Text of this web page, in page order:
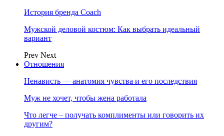
История бренда Coach
Мужской деловой костюм: Как выбрать идеальный
вариант
Prev Next
Отношения
Ненависть — анатомия чувства и его последствия
Муж не хочет, чтобы жена работала
Что легче – получать комплименты или говорить их
другим?